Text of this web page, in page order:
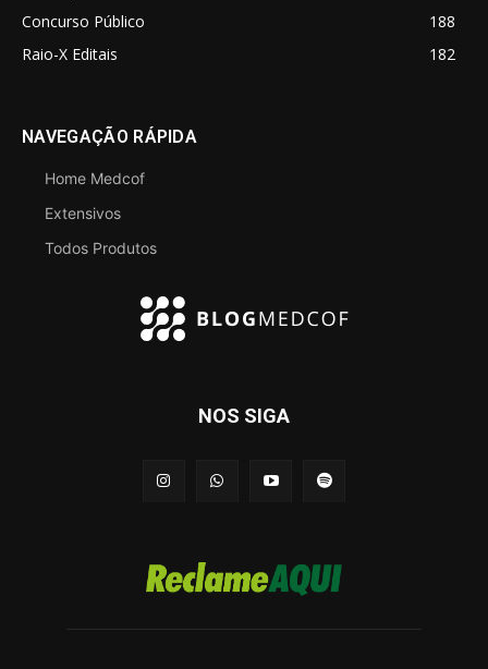
Concurso Público
188
Raio-X Editais
182
NAVEGAÇÃO RÁPIDA
Home Medcof
Extensivos
Todos Produtos
NOS SIGA